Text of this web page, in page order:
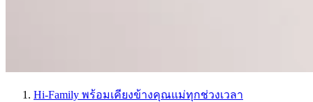
Hi-Family พร้อมเคียงข้างคุณแม่ทุกช่วงเวลา